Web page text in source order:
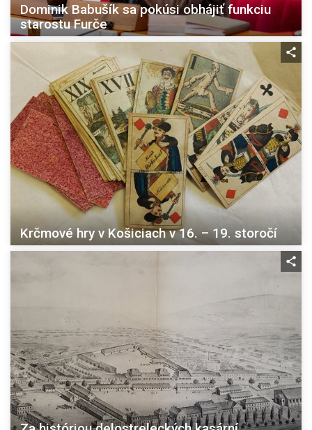
Dominik Babušík sa pokúsi obhájiť funkciu
starostu Furče
Krčmové hry v Košiciach v 16. – 19. storočí